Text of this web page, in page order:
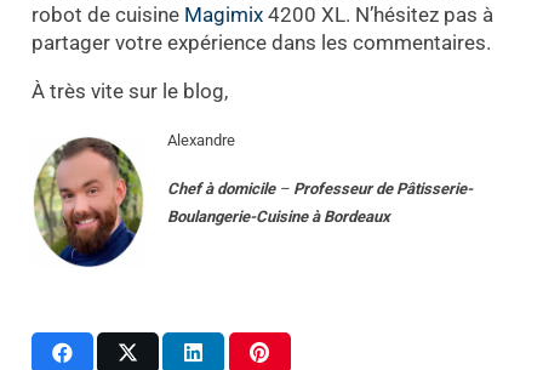
robot de cuisine Magimix4200 XL. N’hésitez pas à
partager votre expérience dans les commentaires.
À très vite sur le blog,
Alexandre
Chef à domicile– Professeur de Pâtisserie-
Boulangerie-Cuisine à Bordeaux